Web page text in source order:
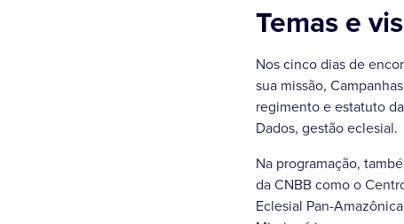
Temas e
Nos cinco dias de
sua missão,
regimento e estatuto
Dados, gestão eclesial.
Na programação,
da CNBB como o
Eclesial Pan-